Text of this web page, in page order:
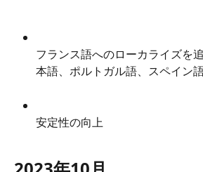
フランス語へのローカライズを
本語、ポルトガル語、スペイン
安定性の向上